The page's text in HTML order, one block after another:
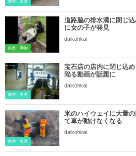
事件・災害
自然・動物
道路脇の排水溝に閉じ
に女の子が発見
daikohkai
事件・災害
宝石店の店内に閉じ込
陥る動画が話題に
daikohkai
事件・災害
米のハイウェイに大量
て車が動けなくなる
daikohkai